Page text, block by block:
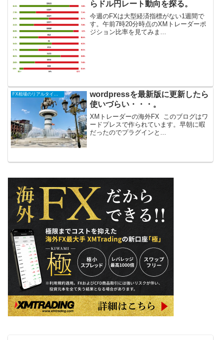
らドル円レート動向を探る。
今週のFXは大型経済指標がない1週間で
す。午前7時20分時点のXMトレーダーポ
ジション比率を見てみま...
FX相場のリアルタイム情報
wordpressを最新版に更新したら
使いづらい・・・。
XMトレーダーの海外FX このブログはワ
ードプレスで作られています。早朝に暇
だったのでプラグインと...